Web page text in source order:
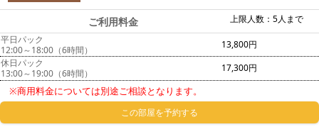
上限人数：5人まで
ご利用料金
平日パック
12:00～18:00（6時間）
13,800円
休日パック
13:00～19:00（6時間）
17,300円
※商用料金については別途ご相談となります。
この部屋を予約する